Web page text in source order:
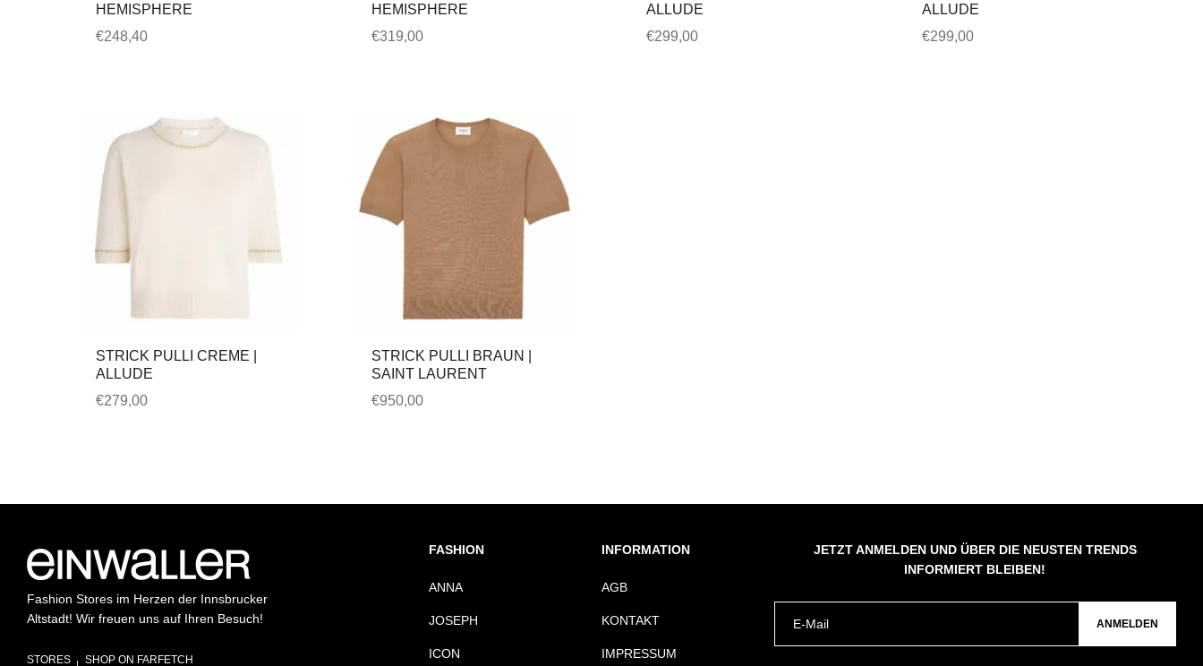
HEMISPHERE
€248,40
HEMISPHERE
€319,00
ALLUDE
€299,00
ALLUDE
€299,00
STRICK PULLI CREME |
ALLUDE
€279,00
STRICK PULLI BRAUN |
SAINT LAURENT
€950,00
Fashion Stores im Herzen der Innsbrucker
Altstadt! Wir freuen uns auf Ihren Besuch!
STORES SHOP ON FARFETCH
FASHION
ANNA
JOSEPH
ICON
INFORMATION
AGB
KONTAKT
IMPRESSUM
JETZT ANMELDEN UND ÜBER DIE NEUSTEN TRENDS
INFORMIERT BLEIBEN!
ANMELDEN